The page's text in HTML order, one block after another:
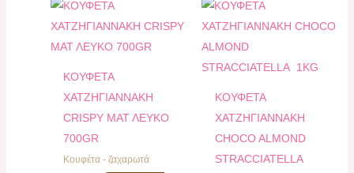
ΚΟΥΦΕΤΑ
XATZHΓΙΑΝΝΑΚΗ
CRISPY ΜΑΤ ΛΕΥΚΟ
700GR
Κουφέτα - ζαχαρωτά
ΚΟΥΦΕΤΑ
ΧΑΤΖΗΓΙΑΝΝΑΚΗ
CHOCO ALMOND
STRACCIATELLA